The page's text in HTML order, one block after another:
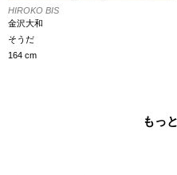
HIROKO BIS
金沢大和
そうだ
164 cm
もっ